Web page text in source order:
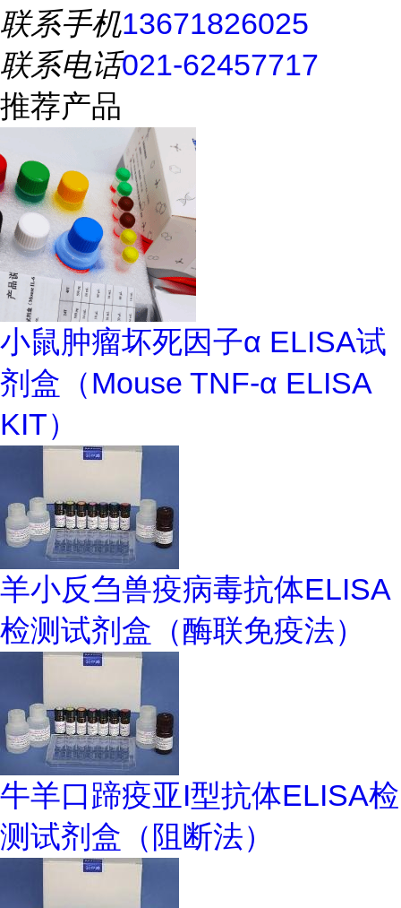
联系手机13671826025
联系电话021-62457717
推荐产品
小鼠肿瘤坏死因子α ELISA试
剂盒（Mouse TNF-α ELISA
KIT）
羊小反刍兽疫病毒抗体ELISA
检测试剂盒（酶联免疫法）
牛羊口蹄疫亚I型抗体ELISA检
测试剂盒（阻断法）